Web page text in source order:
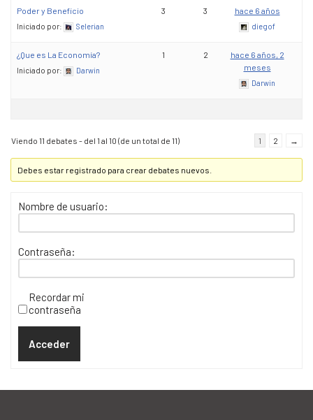
Poder y Beneficio
Iniciado por: Selerian
3 3 hace 6 años
diegof
¿Que es La Economía?
Iniciado por: Darwin
1 2
hace 6 años, 2
meses
Darwin
Viendo 11 debates - del 1 al 10 (de un total de 11) 1 2 →
Debes estar registrado para crear debates nuevos.
Nombre de usuario:
Contraseña:
Recordar mi
contraseña
Acceder